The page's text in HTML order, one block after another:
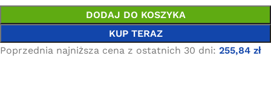
DODAJ DO KOSZYKA
KUP TERAZ
Poprzednia najniższa cena z ostatnich 30 dni: 255,84 zł